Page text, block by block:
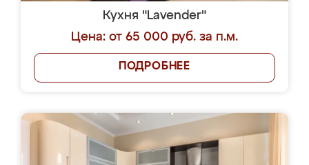
Кухня "Lavender"
Цена: от 65 000 руб. за п.м.
ПОДРОБНЕЕ